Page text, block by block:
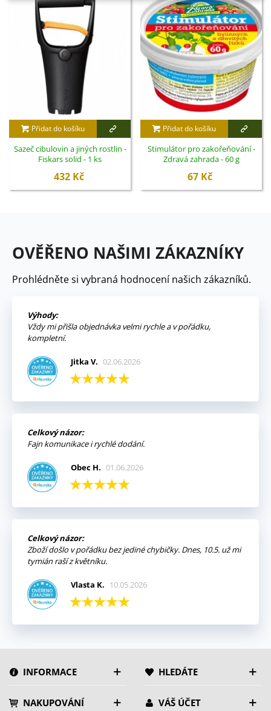
Přidat do košíku
Sazeč cibulovin a jiných rostlin -
Fiskars solid - 1 ks
432 Kč
Přidat do košíku
Stimulátor pro zakořeňování -
Zdravá zahrada - 60 g
67 Kč
OVĚŘENO NAŠIMI ZÁKAZNÍKY
Prohlédněte si vybraná hodnocení našich zákazníků.
Výhody:
Vždy mi přišla objednávka velmi rychle a v pořádku,
kompletní.
Jitka V. 02.06.2026
Celkový názor:
Fajn komunikace i rychlé dodání.
Obec H. 01.06.2026
Celkový názor:
Zboží došlo v pořádku bez jediné chybičky. Dnes, 10.5. už mi
tymián raší z květníku.
Vlasta K. 10.05.2026
INFORMACE HLEDÁTE
NAKUPOVÁNÍ VÁŠ ÚČET